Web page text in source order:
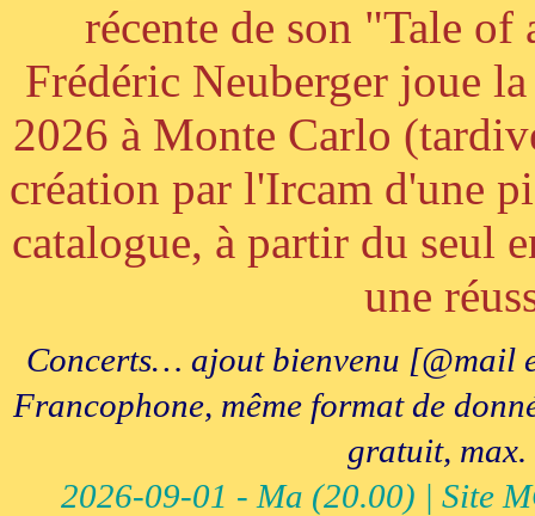
récente de son "Tale of
Frédéric Neuberger joue
2026 à Monte Carlo
création par l'Ircam d'une
catalogue, à partir du seul
une
Concerts… ajout bienvenu [@mail
Francophone, même format de
gratuit,
2026-09-01 - Ma (20.00) | Site